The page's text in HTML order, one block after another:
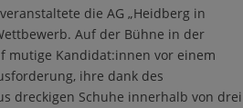
die AG „Heidberg in
Auf der Bühne in der
mutige Kandidat:innen vor einem
ihre dank des
dreckigen Schuhe innerhalb von drei